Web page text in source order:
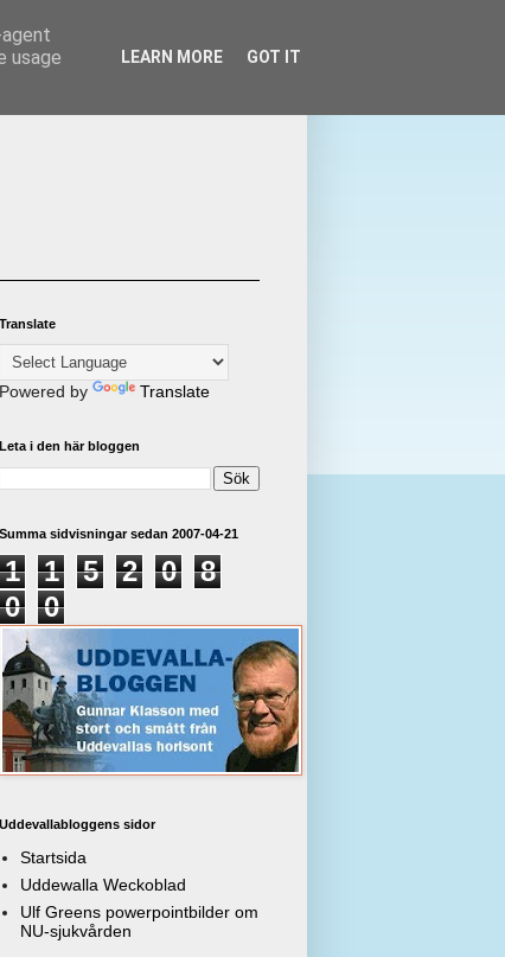
Translate
Powered by Translate
Leta i den här bloggen
Summa sidvisningar sedan 2007-04-21
1 1 5 2 0
8
0
0
Uddevallabloggens sidor
Startsida
Uddewalla Weckoblad
Ulf Greens powerpointbilder om
NU-sjukvården
usage
LEARN MORE GOT IT